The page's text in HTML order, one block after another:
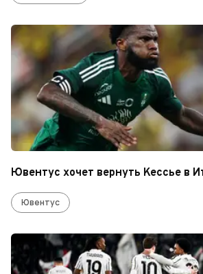
Ювентус хочет вернуть Кессье в
Ювентус